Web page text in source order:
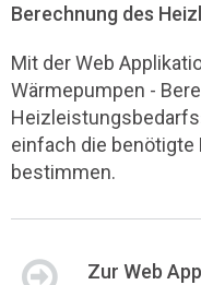
Berechnung des
Mit der Web
Wärmepumpen -
einfach die
bestimmen.
Zur Web App